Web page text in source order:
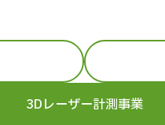
3Dレーザー計測事業